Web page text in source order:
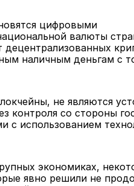
цифровыми
валюты
наличным деньгам с
не являются
контроля со стороны
использованием
экономиках,
явно решили не